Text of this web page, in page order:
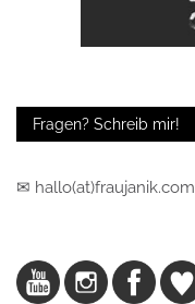
Fragen? Schreib mir!
✉ hallo(at)fraujanik.com